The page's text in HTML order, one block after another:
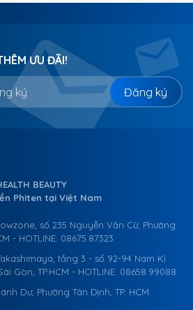
ƯU ĐÃI!
Đăng ký
BEAUTY
Phiten tại Việt Nam
số 235 Nguyễn Văn Cừ, Phường
- HOTLINE: 08675.87323
tầng 3 - số 92-94 Nam Kì
Gòn, TP.HCM - HOTLINE: 08658.99088
Dư, Phường Tân Định, TP. HCM